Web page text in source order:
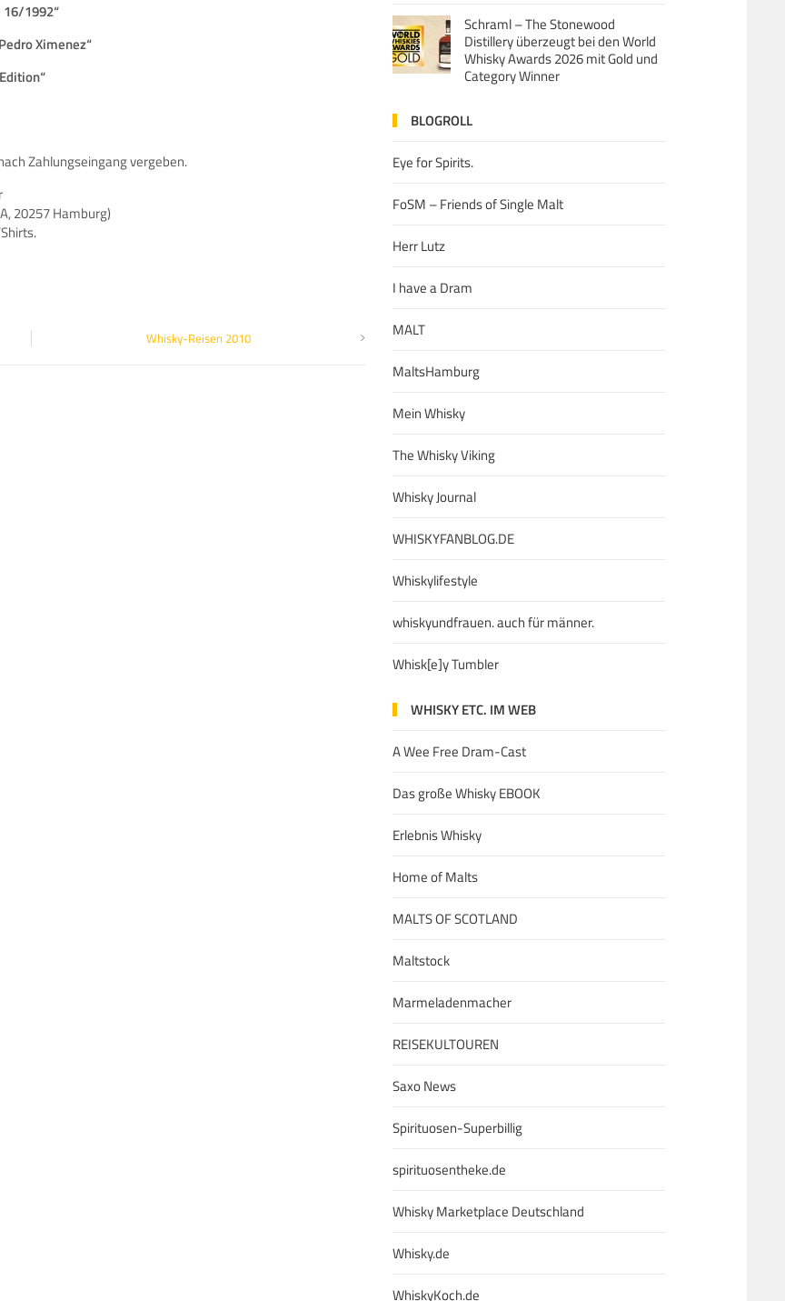
1992“
Ximenez“
Zahlungseingang vergeben.
20257 Hamburg)
Whisky-Reisen 2010
Schraml – The Stonewood
Distillery überzeugt bei den World
Whisky Awards 2026 mit Gold und
Category Winner
BLOGROLL
Eye for Spirits.
FoSM – Friends of Single Malt
Herr Lutz
I have a Dram
MALT
MaltsHamburg
Mein Whisky
The Whisky Viking
Whisky Journal
WHISKYFANBLOG.DE
Whiskylifestyle
whiskyundfrauen. auch für männer.
Whisk[e]y Tumbler
WHISKY ETC. IM WEB
A Wee Free Dram-Cast
Das große Whisky EBOOK
Erlebnis Whisky
Home of Malts
MALTS OF SCOTLAND
Maltstock
Marmeladenmacher
REISEKULTOUREN
Saxo News
Spirituosen-Superbillig
spirituosentheke.de
Whisky Marketplace Deutschland
Whisky.de
WhiskyKoch.de